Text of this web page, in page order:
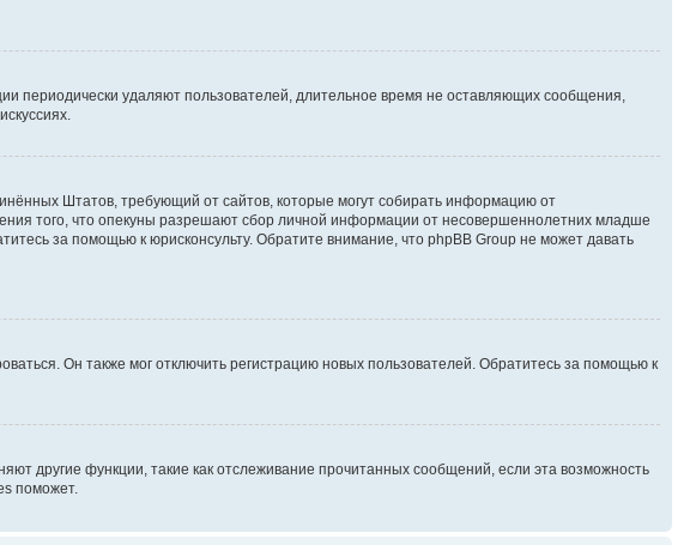
периодически удаляют пользователей, длительное время не оставляющих сообщения,
Штатов, требующий от сайтов, которые могут собирать информацию от
того, что опекуны разрешают сбор личной информации от несовершеннолетних младше
за помощью к юрисконсульту. Обратите внимание, что phpBB Group не может давать
Он также мог отключить регистрацию новых пользователей. Обратитесь за помощью к
другие функции, такие как отслеживание прочитанных сообщений, если эта возможность
поможет.